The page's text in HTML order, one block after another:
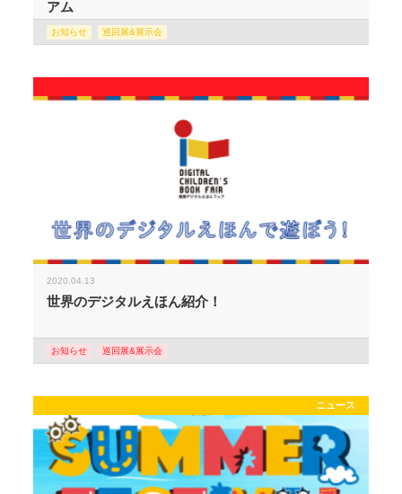
アム
お知らせ 巡回展&展示会
2020.04.13
世界のデジタルえほん紹介！
お知らせ 巡回展&展示会
ニュース